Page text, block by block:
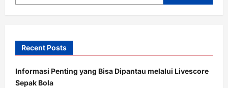
Recent Posts
Informasi Penting yang Bisa Dipantau melalui Livescore
Sepak Bola